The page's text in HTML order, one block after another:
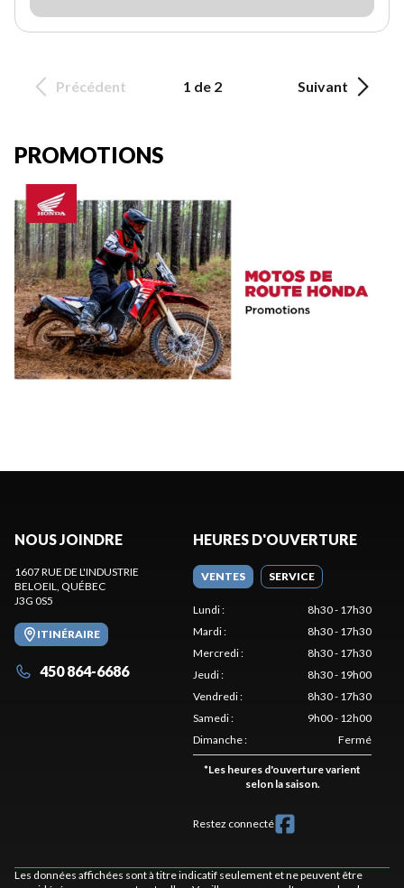
Précédent 1 de 2 Suivant
PROMOTIONS
NOUS JOINDRE
1607 RUE DE L'INDUSTRIE
BELOEIL, QUÉBEC
J3G 0S5
ITINÉRAIRE
450 864-6686
HEURES D'OUVERTURE
VENTES SERVICE
Lundi:
8h30 - 17h30
Mardi:
8h30 - 17h30
Mercredi:
8h30 - 17h30
Jeudi:
8h30 - 19h00
Vendredi:
8h30 - 17h30
Samedi:
9h00 - 12h00
Dimanche: Fermé
*Les heures d'ouverture varient
selon la saison.
Restez connecté
Les données affichées sont à titre indicatif seulement et ne peuvent être